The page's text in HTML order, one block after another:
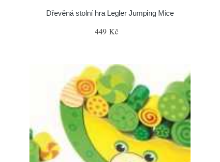
Dřevěná stolní hra Legler Jumping Mice
449 Kč